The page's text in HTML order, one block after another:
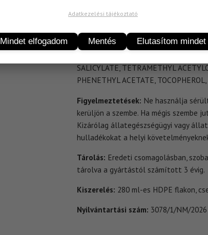
ACRYLATE CROSSPOLYMER,
HYDROXIDE,
ETHYLHEXYLGLYCERIN, CITRIC
HYDROLYZED JOJOBA ESTERS,
COCONUT OIL GLYCERETH-8
SALICYLATE, TETRAMETHYL
PHENETHYL ACETATE,
Figyelmeztetések: Ne használja
kerüljön a szembe. Ha mégis szembe
Kizárólag állategészségügyi vagy
hulladékokat a helyi
Tárolás: Eredeti csomagolásban,
tárolva a gyártástól számított 3 évig.
Kiszerelés: 280 ml-es HDPE flakon,
Nyilvántartási szám: 3078/1/NM/
Adatkezelési tájékoztató
Mindet elfogadom Mentés Elutasítom mindet